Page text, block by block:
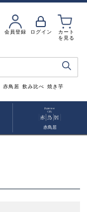
会員登録 ログイン
カート
を見る
赤鳥居 飲み比べ 焼き芋
赤鳥居